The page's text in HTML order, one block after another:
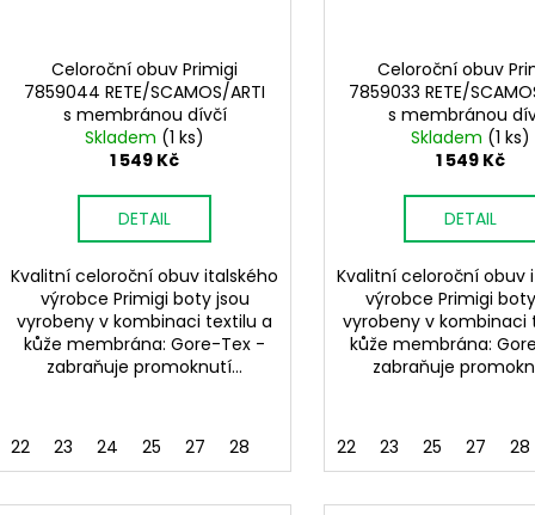
Celoroční obuv Primigi
7859044 RETE/SCAMOS/ARTI
s membránou dívčí
Skladem (1 ks)
1 549 Kč
DETAIL
Kvalitní celoroční obuv italského
výrobce Primigi boty jsou
vyrobeny v kombinaci textilu a
kůže membrána: Gore-Tex -
zabraňuje promoknutí...
22 23 24 25 27 28
Celoroční obuv
7859033 RETE/
s membránou
Skladem (1 ks)
1 549 Kč
DETAIL
Kvalitní celoroční obuv
výrobce Primigi
vyrobeny v kombinaci
kůže membrána:
zabraňuje
22 23 25 27 28